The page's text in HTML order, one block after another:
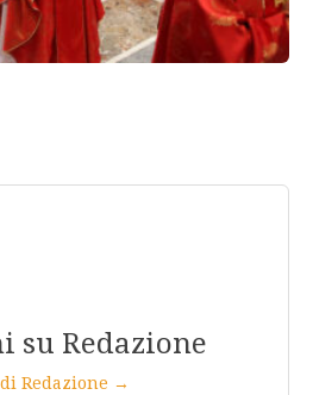
su Redazione
Redazione →